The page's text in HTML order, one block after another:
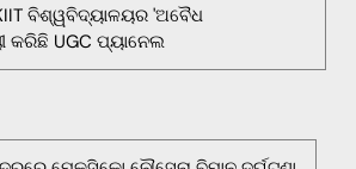
ବିଶ୍ୱବିଦ୍ୟାଳୟର 'ଅବୈଧ
କରିଛି UGC ପ୍ୟାନେଲ